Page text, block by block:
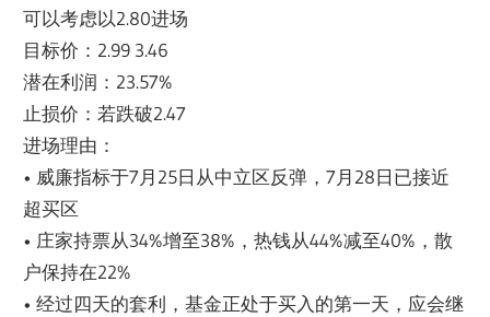
可以考虑以2.80进场
目标价：2.99 3.46
潜在利润：23.57%
止损价：若跌破2.47
进场理由：
• 威廉指标于7月25日从中立区反弹，7月28日已接近
超买区
• 庄家持票从34%增至38%，热钱从44%减至40%，散
户保持在22%
• 经过四天的套利，基金正处于买入的第一天，应会继